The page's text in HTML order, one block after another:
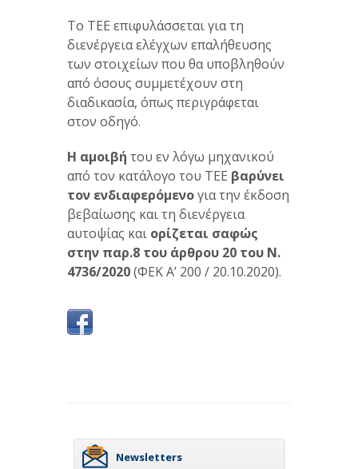
Το ΤΕΕ επιφυλάσσεται για τη
διενέργεια ελέγχων επαλήθευσης
των στοιχείων που θα υποβληθούν
από όσους συμμετέχουν στη
διαδικασία, όπως περιγράφεται
στον οδηγό.
Η αμοιβή του εν λόγω μηχανικού
από τον κατάλογο του ΤΕΕ βαρύνει
τον ενδιαφερόμενογια την έκδοση
βεβαίωσης και τη διενέργεια
αυτοψίας και ορίζεται σαφώς
στην παρ.8 του άρθρου 20 του Ν.
4736/2020(ΦΕΚ Α’ 200 / 20.10.2020).
Newsletters